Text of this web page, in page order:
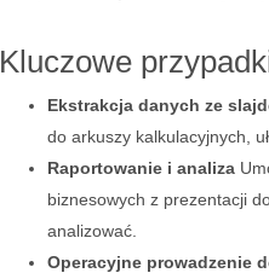
Kluczowe
Ekstrakcja danych ze
do arkuszy kalkulacyjnych,
Raportowanie i analiza
biznesowych z prezentacji
analizować.
Operacyjne prowadzenie